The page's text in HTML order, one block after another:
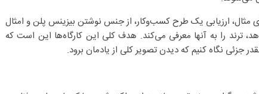
ارزیابی یک طرح کسب‌وکار، از جنس نوشتن بیزینس پلن و امثال
ترند را به آنها معرفی می‌کند. هدف کلی این کارگاه‌ها این است که
جزئی نگاه کنیم که دیدن تصویر کلی از یادمان برود.